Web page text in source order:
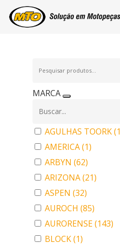
por:
MARCA
AGULHAS TOORK
AMERICA(1)
ARBYN (62)
ARIZONA(21)
ASPEN (32)
AUROCH (85)
AURORENSE(143)
BLOCK(1)